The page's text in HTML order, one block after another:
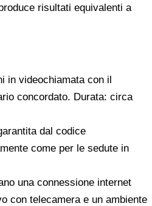
risultati equivalenti a
in videochiamata con il
concordato. Durata: circa
dal codice
come per le sedute in
una connessione internet
con telecamera e un ambiente